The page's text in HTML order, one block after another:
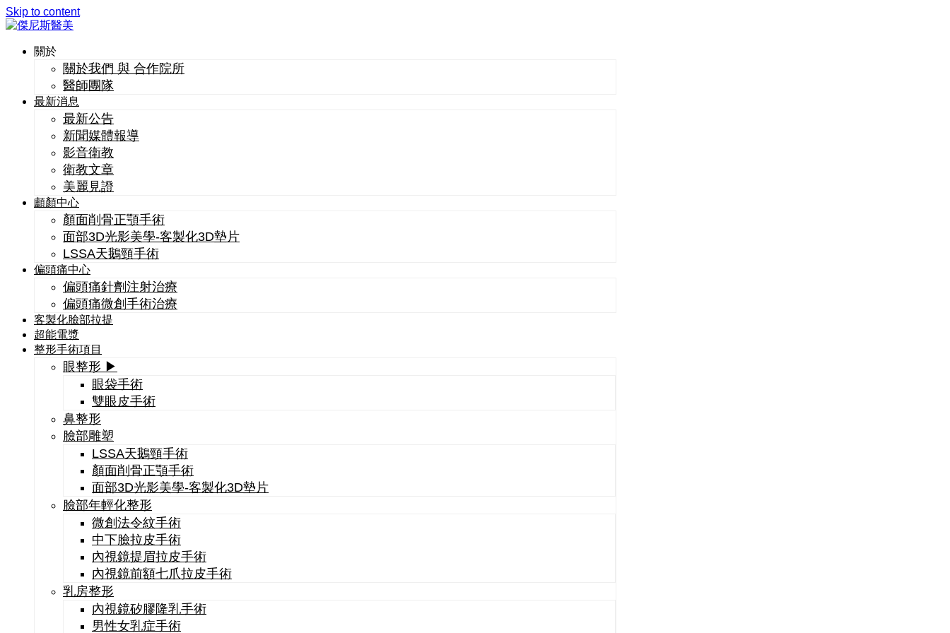
Skip to content
關於
關於我們 與 合作院所
醫師團隊
最新消息
最新公告
新聞媒體報導
影音衛教
衛教文章
美麗見證
顱顏中心
顏面削骨正顎手術
面部3D光影美學-客製化3D墊片
LSSA天鵝頸手術
偏頭痛中心
偏頭痛針劑注射治療
偏頭痛微創手術治療
客製化臉部拉提
超能電漿
整形手術項目
眼整形 ▶
眼袋手術
雙眼皮手術
鼻整形
臉部雕塑
LSSA天鵝頸手術
顏面削骨正顎手術
面部3D光影美學-客製化3D墊片
臉部年輕化整形
微創法令紋手術
中下臉拉皮手術
內視鏡提眉拉皮手術
內視鏡前額七爪拉皮手術
乳房整形
內視鏡矽膠隆乳手術
男性女乳症手術